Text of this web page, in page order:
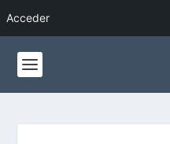
Acceder